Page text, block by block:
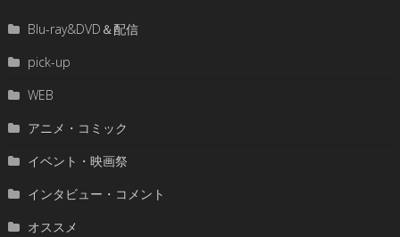
Blu-ray&DVD＆配信
pick-up
WEB
アニメ・コミック
イベント・映画祭
インタビュー・コメント
オススメ